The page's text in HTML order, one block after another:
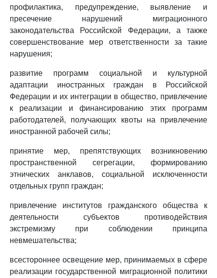
профилактика, предупреждение, выявление и
пресечение нарушений миграционного
законодательства Российской Федерации, а также
совершенствование мер ответственности за такие
нарушения;
развитие программ социальной и культурной
адаптации иностранных граждан в Российской
Федерации и их интеграции в общество, привлечение
к реализации и финансированию этих программ
работодателей, получающих квоты на привлечение
иностранной рабочей силы;
принятие мер, препятствующих возникновению
пространственной сегрегации, формированию
этнических анклавов, социальной исключенности
отдельных групп граждан;
привлечение институтов гражданского общества к
деятельности субъектов противодействия
экстремизму при соблюдении принципа
невмешательства;
всестороннее освещение мер, принимаемых в сфере
реализации государственной миграционной политики